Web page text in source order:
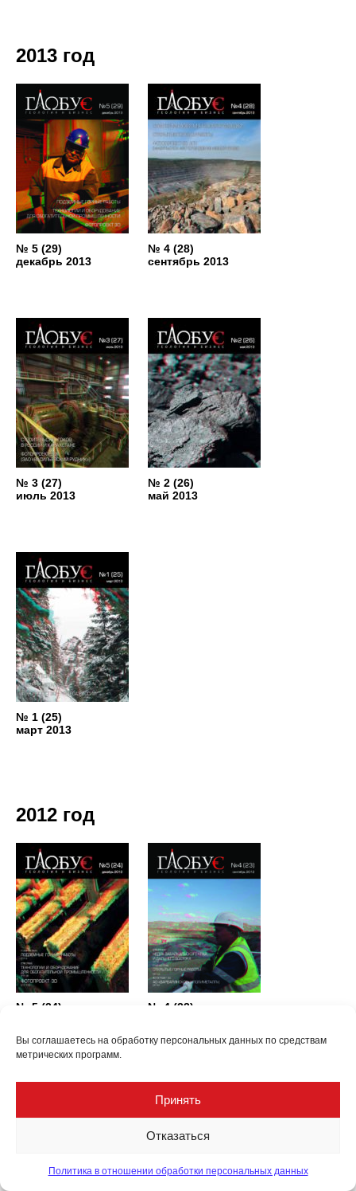
Вы соглашаетесь на обработку персональных данных по средствам
метрических программ.
Принять
Отказаться
Политика в отношении обработки персональных данных
2013 год
№ 5 (29)
декабрь 2013
№ 4 (28)
сентябрь 2013
№ 3 (27)
июль 2013
№ 2 (26)
май 2013
№ 1 (25)
март 2013
2012 год
№ 5 (24)
№ 4 (23)